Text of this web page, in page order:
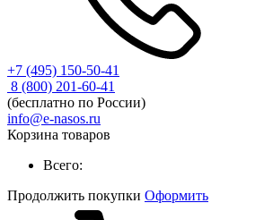
+7 (495) 150-50-41
8 (800) 201-60-41
(бесплатно по России)
info@e-nasos.ru
Корзина товаров
Всего:
Продолжить покупки Оформить